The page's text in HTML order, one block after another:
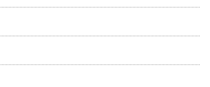
ットひろしま（広島中山間地病院連携）